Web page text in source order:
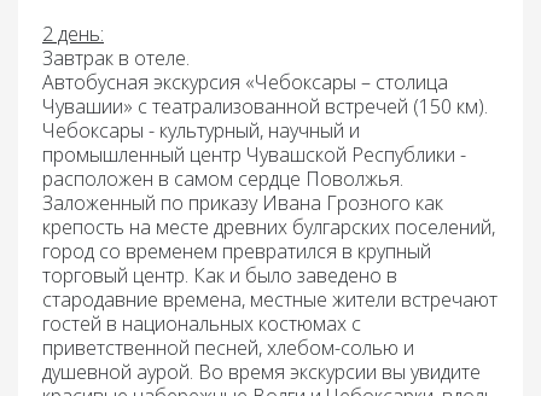
2 день:
Завтрак в отеле.
Автобусная экскурсия «Чебоксары – столица
Чувашии» с театрализованной встречей (150 км).
Чебоксары - культурный, научный и
промышленный центр Чувашской Республики -
расположен в самом сердце Поволжья.
Заложенный по приказу Ивана Грозного как
крепость на месте древних булгарских поселений,
город со временем превратился в крупный
торговый центр. Как и было заведено в
стародавние времена, местные жители встречают
гостей в национальных костюмах с
приветственной песней, хлебом-солью и
душевной аурой. Во время экскурсии вы увидите